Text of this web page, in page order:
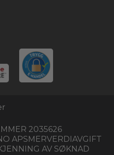
2035626
APSMERVERDIAVGIFT
AV SØKNAD